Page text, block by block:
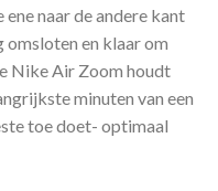
naar de andere kant
en klaar om
Nike Air Zoom houdt
minuten van een
toe doet- optimaal